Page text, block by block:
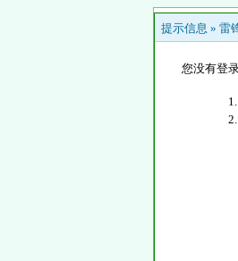
提示信息 » 雷
您没有登